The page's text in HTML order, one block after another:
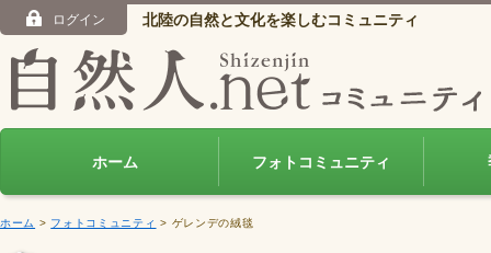
ログイン 北陸の自然と文化を楽しむコミュニティ
ホーム フォトコミュニティ
ホーム > フォトコミュニティ > ゲレンデの絨毯